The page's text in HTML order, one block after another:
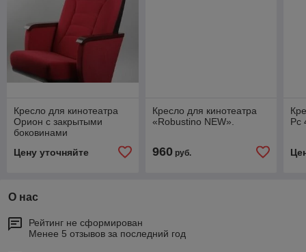
Кресло для кинотеатра
Орион с закрытыми
боковинами
Цену уточняйте
Кресло для кинотеатра
«Robustino NEW».
960руб.
Рс
О нас
Рейтинг не сформирован
Менее 5 отзывов за последний год